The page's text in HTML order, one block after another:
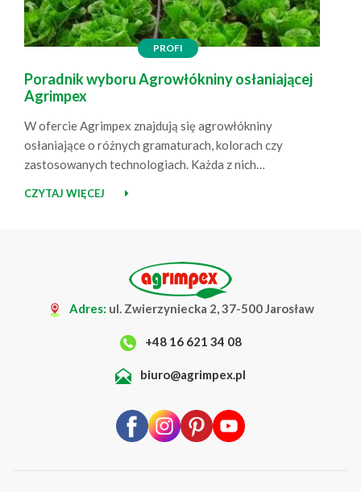
PROFI
Poradnik wyboru Agrowłókniny osłaniającej
Agrimpex
W ofercie Agrimpex znajdują się agrowłókniny
osłaniające o różnych gramaturach, kolorach czy
zastosowanych technologiach. Każda z nich
dlatego dobór rozwiązania odpowiedniego do
warunki atmosferyczne oraz różne potrzeby roślin na
poszczególnych etapach ich rozwoju sprawiają, że
jeden…
CZYTAJ WIĘCEJ
Adres: ul. Zwierzyniecka 2, 37-500 Jarosław
+48 16 621 34 08
biuro@agrimpex.pl